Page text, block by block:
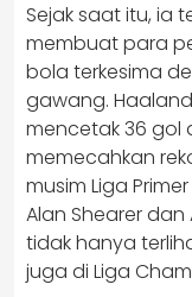
Sejak saat itu, ia
membuat para
bola terkesima
gawang.
mencetak 36 gol
memecahkan
musim Liga
Alan Shearer
tidak hanya
juga di Liga